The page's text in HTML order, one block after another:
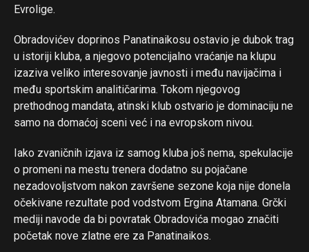
Evrolige.
Obradovićev doprinos Panatinaikosu ostavio je dubok trag
u istoriji kluba, a njegovo potencijalno vraćanje na klupu
izaziva veliko interesovanje javnosti i među navijačima i
među sportskim analitičarima. Tokom njegovog
prethodnog mandata, atinski klub ostvario je dominaciju ne
samo na domaćoj sceni već i na evropskom nivou.
Iako zvaničnih izjava iz samog kluba još nema, spekulacije
o promeni na mestu trenera dodatno su pojačane
nezadovoljstvom nakon završene sezone koja nije donela
očekivane rezultate pod vodstvom Ergina Atamana. Grčki
mediji navode da bi povratak Obradovića mogao značiti
početak nove zlatne ere za Panatinaikos.